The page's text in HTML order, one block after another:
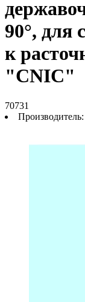
90°, для
к
"CNIC"
70731
Производитель: